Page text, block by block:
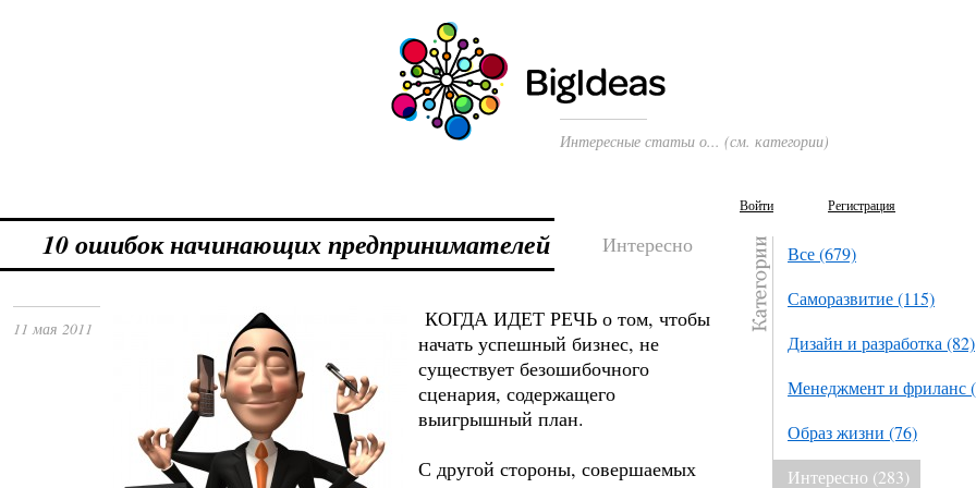
Интересные статьи о... (см. категории)
10 ошибок начинающих предпринимателей Интересно
11 мая 2011
КОГДА ИДЕТ РЕЧЬ о том, чтобы
начать успешный бизнес, не
существует безошибочного
сценария, содержащего
выигрышный план.
С другой стороны, совершаемых
Войти Регистрация
Все (679)
Саморазвитие (115)
Дизайн и разработка (82)
Менеджмент и фриланс
Образ жизни (76)
Интересно (283)